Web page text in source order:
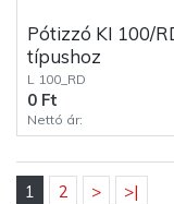
Pótizzó KI 100/RD
típushoz
L 100_RD
0 Ft
Nettó ár:
1 2 >
>|